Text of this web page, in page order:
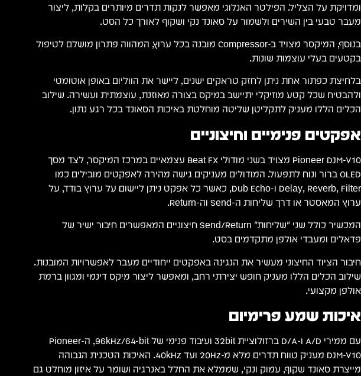
ומדויקת על הצליל. הפילטר האנלוגי מאפשר לנקות תדרים מיותרים בקלות, ליצור
מעבר טבעי בין השירים ולשמור על סאונד נקי ושקוף לאורך כל הסט.
בנוסף, המיקסר מצויד ב-Compressor מובנה בכל ערוץ, המהווה פתרון מושלם לטיפול
בקטעים בעלי עוצמות שונות.
בלחיצת כפתור אחת ניתן לחזק טראקים ישנים, ליישר את הווליום באופן אוטומטי
ולהבטיח שכל קטע מוזיקלי יתיישב במיקס בצורה מאוזנת, עוצמתית ועשירה. שילוב
הכלים הללו מעניק לתקליטן שליטה מוחלטת באיכות הסאונד בכל רגע נתון.
אפקטים פנימיים וחיצוניים
Pioneer DJM-V10 מצויד בשני מודולי Beat FX עצמאיים במרכז המיקסר, לצד מסך
OLED ברור ונוח לתפעול. המודולים מעניקים גישה מהירה לאפקטים מובילים כמו
Delay, Reverb, Filter ו-Dub Echo, כאשר כל אפקט ניתן ליישום על ערוץ בודד, על
ערוץ המאסטר או דרך שליחות ה-Send וה-Return.
המכשיר כולל שני "שליחות" Send/Return חיצוניים המאפשרים חיבור ישיר של
פדאלים ומעבדי אולפן מתקדמים בסט.
חיבור הציוד החיצוני מעשיר את הנגינה באפקטים ייחודיים מעבר לאפשרויות המובנות.
שילוב הכלים הללו מעניק חופש יצירתי רחב, ומאפשר ליצור מיקס דינמי ומגוון ברמת
אולפן מקצועי.
איכות שמע פרימיום
עם ממירי A/D ו-D/A ברזולוציית 32bit ועיבוד פנימי של 96kHz/64-bit, ה-Pioneer
DJM-V10 מעניק טווח תדרים מלא מ-20Hz ועד 40kHz. האיכות הטכנית הגבוהה
מייצרת סאונד שקוף, עמוק ונקי, שממלא את החלל באנרגיה ושומר על איזון מוחלט גם